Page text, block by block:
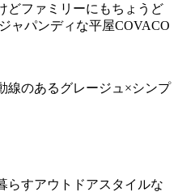
どファミリーにもちょうど
ャパンディな平屋COVACO
線のあるグレージュ×シンプ
らすアウトドアスタイルな